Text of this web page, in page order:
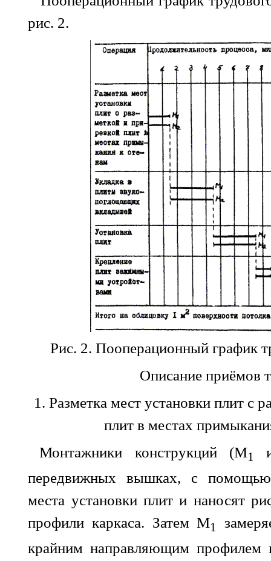
рис. 2.
Рис. 2. Пооперационный график
Описание приёмов
1. Разметка мест установки плит с
плит в местах
Монтажники конструкций (М1
передвижных вышках, с помощью
места установки плит и наносят
профили каркаса. Затем М1
крайним направляющим профилем